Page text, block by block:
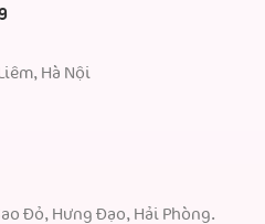
Hà Nội
Đỏ, Hưng Đạo, Hải Phòng.